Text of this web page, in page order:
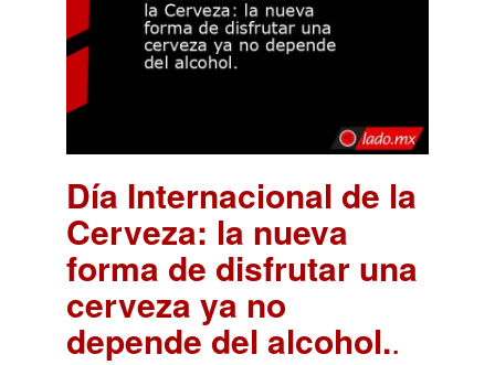
Día Internacional de la
Cerveza: la nueva
forma de disfrutar una
cerveza ya no
depende del alcohol..